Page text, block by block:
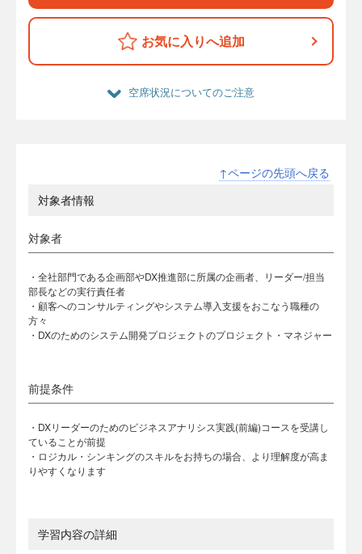
お気に入りへ追加
空席状況についてのご注意
↑ページの先頭へ戻る
対象者情報
対象者
・全社部門である企画部やDX推進部に所属の企画者、リーダー/担当
部長などの実行責任者
・顧客へのコンサルティングやシステム導入支援をおこなう職種の
方々
・DXのためのシステム開発プロジェクトのプロジェクト・マネジャー
前提条件
・DXリーダーのためのビジネスアナリシス実践(前編)コースを受講し
ていることが前提
・ロジカル・シンキングのスキルをお持ちの場合、より理解度が高ま
りやすくなります
学習内容の詳細